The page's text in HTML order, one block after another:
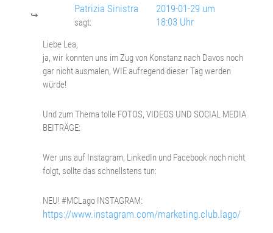
Patrizia Sinistra
sagt:
2019-01-29 um
18:03 Uhr
Liebe Lea,
ja, wir konnten uns im Zug von Konstanz nach Davos noch
gar nicht ausmalen, WIE aufregend dieser Tag werden
würde!
Und zum Thema tolle FOTOS, VIDEOS UND SOCIAL MEDIA
BEITRÄGE:
Wer uns auf Instagram, LinkedIn und Facebook noch nicht
folgt, sollte das schnellstens tun:
NEU! #MCLago INSTAGRAM:
https://www.instagram.com/marketing.club.lago/